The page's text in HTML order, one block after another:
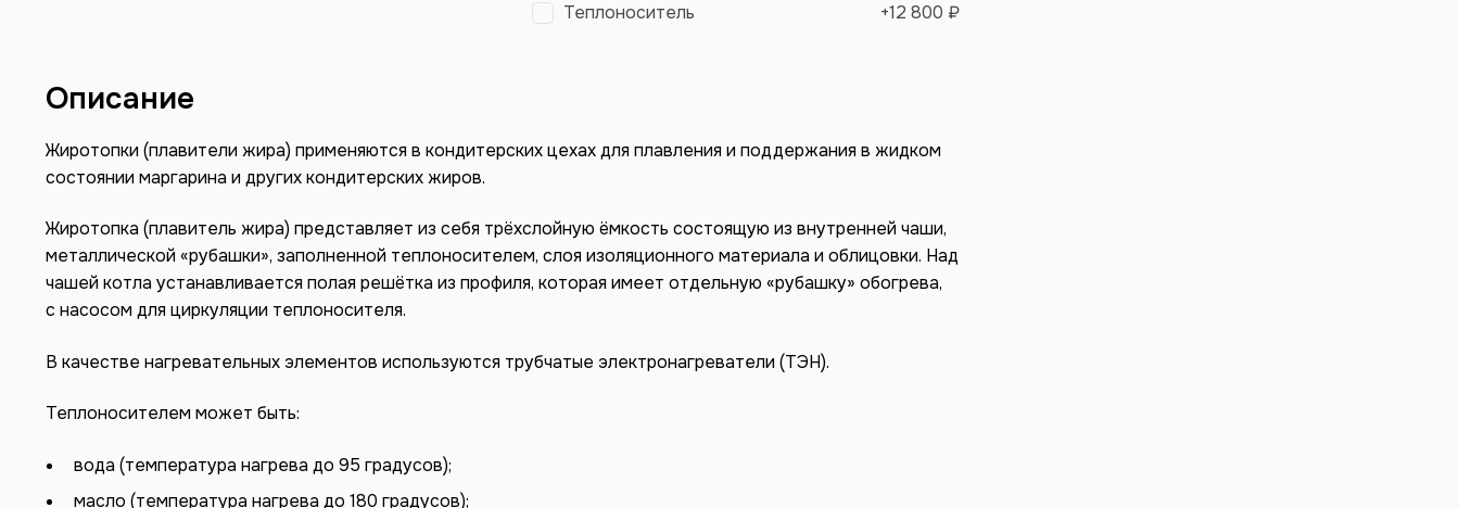
Теплоноситель +12 800 ₽
Описание
Жиротопки (плавители жира) применяются в кондитерских цехах для плавления и поддержания в жидком
состоянии маргарина и других кондитерских жиров.
Жиротопка (плавитель жира) представляет из себя трёхслойную ёмкость состоящую из внутренней чаши,
металлической «рубашки», заполненной теплоносителем, слоя изоляционного материала и облицовки. Над
чашей котла устанавливается полая решётка из профиля, которая имеет отдельную «рубашку» обогрева,
с насосом для циркуляции теплоносителя.
В качестве нагревательных элементов используются трубчатые электронагреватели (ТЭН).
Теплоносителем может быть:
вода (температура нагрева до 95 градусов);
масло (температура нагрева до 180 градусов);